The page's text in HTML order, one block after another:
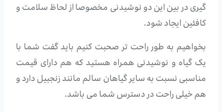
گیری در بین این دو نوشیدنی مخصوصا از لحاظ سلامت و
کافئین ایجاد شود.
بخواهیم به طور راحت تر صحبت کنیم باید گفت شما با
یک گیاه و نوشیدنی همراه هستید که هم دارای قیمت
مناسبی نسبت به سایر گیاهان سالم مانند زنجبیل دارد و
هم خیلی راحت در دسترس شما می باشد.